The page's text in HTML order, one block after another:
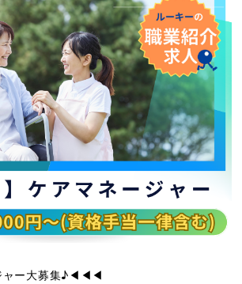
ー大募集♪◀◀◀